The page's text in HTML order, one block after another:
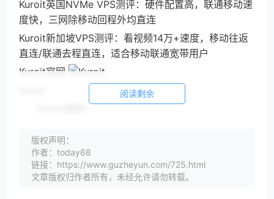
Kuroit英国NVMe VPS测评：硬件配置高，联通移动速
度快，三网除移动回程外均直连
Kuroit新加坡VPS测评：看视频14万+速度，移动往返
直连/联通去程直连，适合移动联通宽带用户
Kuroit官网
册有实体公司，目前主营共享主机、SSD VPS主机、
经销商托管服务器、Wordpress托管、专用服务器托
管、PHP开发、移动应用开发、WHMCS开发等业务。
阅读剩余
版权声明：
作者：today68
链接：https://www.guzheyun.com/725.html
文章版权归作者所有，未经允许请勿转载。